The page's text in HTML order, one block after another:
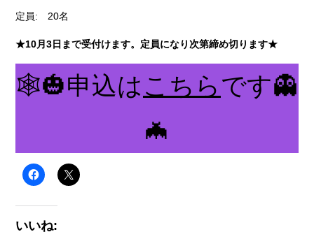
定員: 20名
★10月3日まで受付けます。定員になり次第締め切ります★
🕸🎃申込はこちらです👻
🦇
いいね: